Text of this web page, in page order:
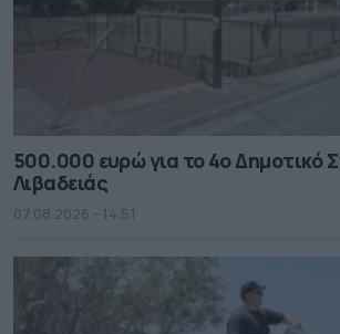
500.000 ευρώ για το 4ο Δημοτικό
Λιβαδειάς
07.08.2026 - 14.51